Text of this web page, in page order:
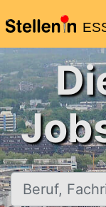
Beruf,